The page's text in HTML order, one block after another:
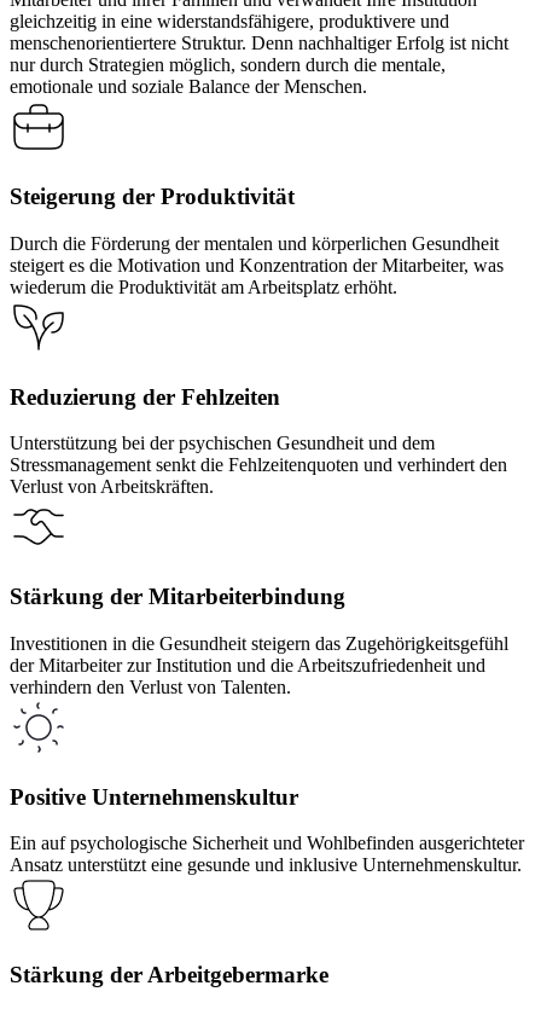
gleichzeitig in eine widerstandsfähigere, produktivere und
menschenorientiertere Struktur. Denn nachhaltiger Erfolg ist nicht
nur durch Strategien möglich, sondern durch die mentale,
emotionale und soziale Balance der Menschen.
Steigerung der Produktivität
Durch die Förderung der mentalen und körperlichen Gesundheit
steigert es die Motivation und Konzentration der Mitarbeiter, was
wiederum die Produktivität am Arbeitsplatz erhöht.
Reduzierung der Fehlzeiten
Unterstützung bei der psychischen Gesundheit und dem
Stressmanagement senkt die Fehlzeitenquoten und verhindert den
Verlust von Arbeitskräften.
Stärkung der Mitarbeiterbindung
Investitionen in die Gesundheit steigern das Zugehörigkeitsgefühl
der Mitarbeiter zur Institution und die Arbeitszufriedenheit und
verhindern den Verlust von Talenten.
Positive Unternehmenskultur
Ein auf psychologische Sicherheit und Wohlbefinden ausgerichteter
Ansatz unterstützt eine gesunde und inklusive Unternehmenskultur.
Stärkung der Arbeitgebermarke